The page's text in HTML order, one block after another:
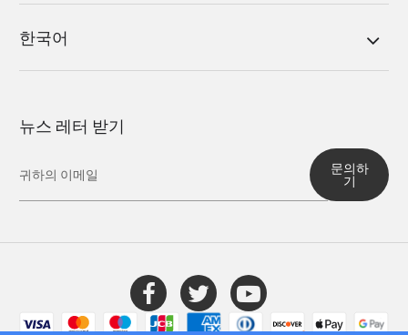
한국어
뉴스 레터 받기
문의하
기